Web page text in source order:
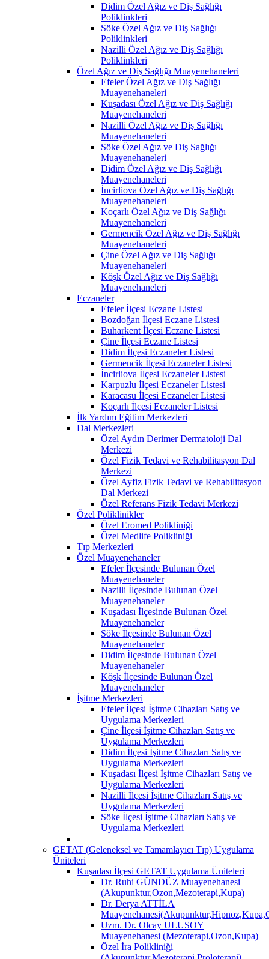
Didim Özel Ağız ve Diş Sağlığı
Poliklinkleri
Söke Özel Ağız ve Diş Sağlığı
Poliklinkleri
Nazilli Özel Ağız ve Diş Sağlığı
Poliklinkleri
Özel Ağız ve Diş Sağlığı Muayenehaneleri
Efeler Özel Ağız ve Diş Sağlığı
Muayenehaneleri
Kuşadası Özel Ağız ve Diş Sağlığı
Muayenehaneleri
Nazilli Özel Ağız ve Diş Sağlığı
Muayenehaneleri
Söke Özel Ağız ve Diş Sağlığı
Muayenehaneleri
Didim Özel Ağız ve Diş Sağlığı
Muayenehaneleri
İncirliova Özel Ağız ve Diş Sağlığı
Muayenehaneleri
Koçarlı Özel Ağız ve Diş Sağlığı
Muayenehaneleri
Germencik Özel Ağız ve Diş Sağlığı
Muayenehaneleri
Çine Özel Ağız ve Diş Sağlığı
Muayenehaneleri
Köşk Özel Ağız ve Diş Sağlığı
Muayenehaneleri
Eczaneler
Efeler İlçesi Eczane Listesi
Bozdoğan İlçesi Eczane Listesi
Buharkent İlçesi Eczane Listesi
Çine İlçesi Eczane Listesi
Didim İlçesi Eczaneler Listesi
Germencik İlçesi Eczaneler Listesi
İncirliova İlçesi Eczaneler Listesi
Karpuzlu İlçesi Eczaneler Listesi
Karacasu İlçesi Eczaneler Listesi
Koçarlı İlçesi Eczaneler Listesi
İlk Yardım Eğitim Merkezleri
Dal Merkezleri
Özel Aydın Derimer Dermatoloji Dal
Merkezi
Özel Fizik Tedavi ve Rehabilitasyon Dal
Merkezi
Özel Ayfiz Fizik Tedavi ve Rehabilitasyon
Dal Merkezi
Özel Referans Fizik Tedavi Merkezi
Özel Poliklinikler
Özel Eromed Polikliniği
Özel Medlife Polikliniği
Tıp Merkezleri
Özel Muayenehaneler
Efeler İlçesinde Bulunan Özel
Muayenehaneler
Nazilli İlçesinde Bulunan Özel
Muayenehaneler
Kuşadası İlçesinde Bulunan Özel
Muayenehaneler
Söke İlçesinde Bulunan Özel
Muayenehaneler
Didim İlçesinde Bulunan Özel
Muayenehaneler
Köşk İlçesinde Bulunan Özel
Muayenehaneler
İşitme Merkezleri
Efeler İlçesi İşitme Cihazları Satış ve
Uygulama Merkezleri
Çine İlçesi İşitme Cihazları Satış ve
Uygulama Merkezleri
Didim İlçesi İşitme Cihazları Satış ve
Uygulama Merkezleri
Kuşadası İlçesi İşitme Cihazları Satış ve
Uygulama Merkezleri
Nazilli İlçesi İşitme Cihazları Satış ve
Uygulama Merkezleri
Söke İlçesi İşitme Cihazları Satış ve
Uygulama Merkezleri
GETAT (Geleneksel ve Tamamlayıcı Tıp) Uygulama
Üniteleri
Kuşadası İlçesi GETAT Uygulama Üniteleri
Dr. Ruhi GÜNDÜZ Muayenehanesi
(Akupunktur,Ozon,Mezoterapi,Kupa)
Dr. Derya ATTİLA
Uzm. Dr. Olcay ULUSOY
Muayenehanesi (Mezoterapi,Ozon,Kupa)
Özel İra Polikliniği